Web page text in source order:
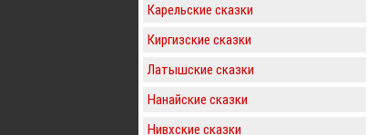
Карельские сказки
Киргизские сказки
Латышские сказки
Нанайские сказки
Нивхские сказки